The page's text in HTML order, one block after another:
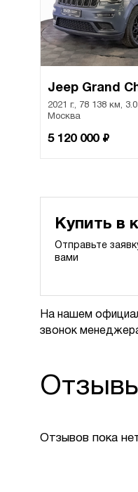
Jeep Grand
2021 г., 78 138 км,
Москва
5 120 000 ₽
Купить в
Отправьте
вами
На нашем
звонок
Отзывов пока